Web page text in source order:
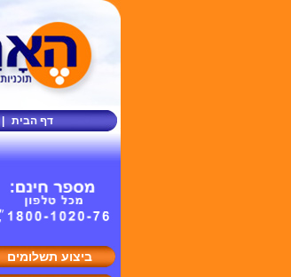
דף הבית
ביצוע תשלומים